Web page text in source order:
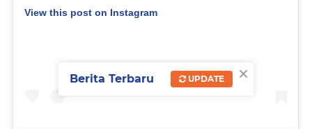
View this post on Instagram
×
Berita Terbaru UPDATE